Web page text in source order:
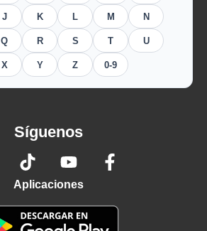
J K L M N
Q R S T U
X Y Z 0-9
Síguenos
Aplicaciones